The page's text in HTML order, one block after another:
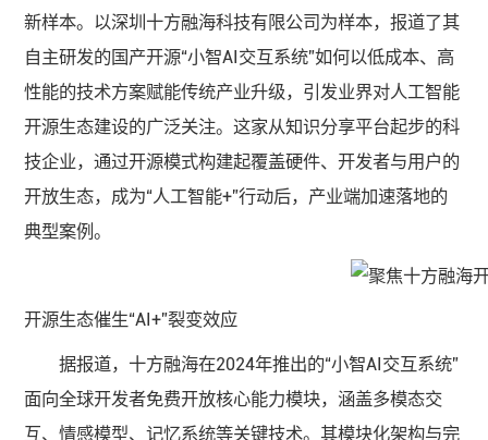
新样本。以深圳十方融海科技有限公司为样本，报道了其
自主研发的国产开源“小智AI交互系统”如何以低成本、高
性能的技术方案赋能传统产业升级，引发业界对人工智能
开源生态建设的广泛关注。这家从知识分享平台起步的科
技企业，通过开源模式构建起覆盖硬件、开发者与用户的
开放生态，成为“人工智能+”行动后，产业端加速落地的
典型案例。
开源生态催生“AI+”裂变效应
据报道，十方融海在2024年推出的“小智AI交互系统”
面向全球开发者免费开放核心能力模块，涵盖多模态交
互、情感模型、记忆系统等关键技术。其模块化架构与完